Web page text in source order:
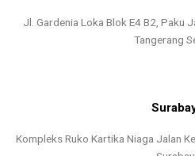
Jl. Gardenia Loka Blok E4 B2, Paku
Tangerang
Kompleks Ruko Kartika Niaga Jalan